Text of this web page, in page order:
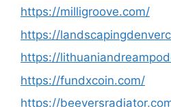
https://milligroove.com/
https://
https://
https://fundxcoin.com/
https://